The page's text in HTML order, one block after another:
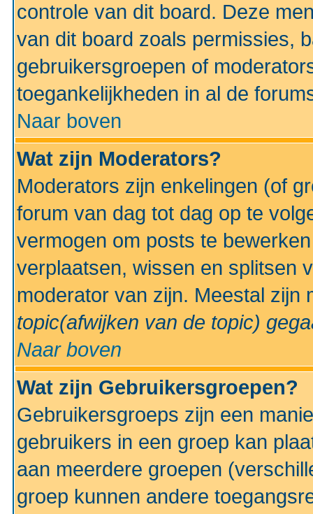
controle van dit board. Deze
van dit board zoals permissies,
gebruikersgroepen of
toegankelijkheden in al de
Naar boven
Wat zijn Moderators?
Moderators zijn enkelingen (of
forum van dag tot dag op te
vermogen om posts te
verplaatsen, wissen en splitsen
moderator van zijn. Meestal
topic(afwijken van de topic)
Naar boven
Wat zijn Gebruikersgroepen?
Gebruikersgroeps zijn een
gebruikers in een groep kan
aan meerdere groepen
groep kunnen andere